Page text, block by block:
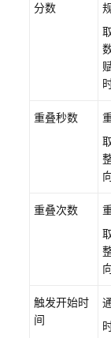
分数
重叠秒数
重叠次数
触发开始时
间